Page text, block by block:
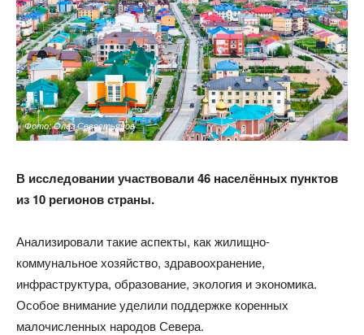
Фото: Олег Севостьянов
В исследовании участвовали 46 населённых пунктов
из 10 регионов страны.
Анализировали такие аспекты, как жилищно-
коммунальное хозяйство, здравоохранение,
инфраструктура, образование, экология и экономика.
Особое внимание уделили поддержке коренных
малочисленных народов Севера.